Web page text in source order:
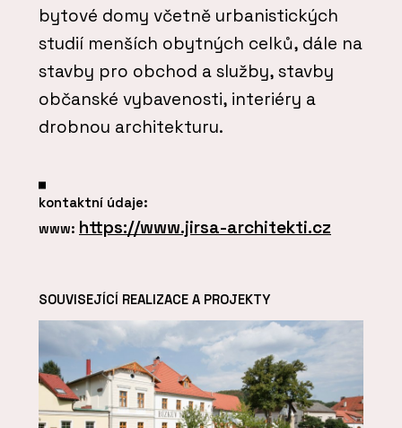
bytové domy včetně urbanistických
studií menších obytných celků, dále na
stavby pro obchod a služby, stavby
občanské vybavenosti, interiéry a
drobnou architekturu.
kontaktní údaje:
www: https://www.jirsa-architekti.cz
SOUVISEJÍCÍ REALIZACE A PROJEKTY